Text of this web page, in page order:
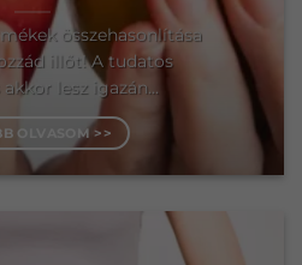
összehasonlítása
illőt! A tudatos
lesz igazán...
OLVASOM >>